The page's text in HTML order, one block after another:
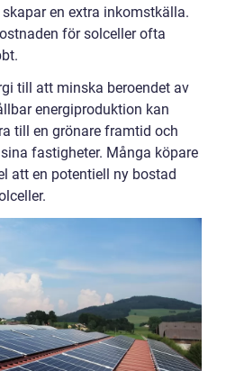
en extra inkomstkälla.
för solceller ofta
till att minska beroendet av
energiproduktion kan
till en grönare framtid och
fastigheter. Många köpare
att en potentiell ny bostad